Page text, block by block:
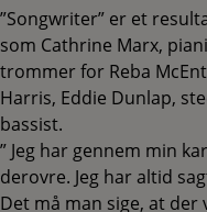
”Songwriter” er et
som Cathrine Marx,
trommer for Reba
Harris, Eddie Dunlap,
bassist.
” Jeg har gennem min
derovre. Jeg har altid
Det må man sige, at der